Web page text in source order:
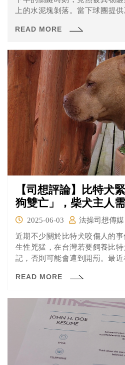
上的水泥塊剝落。當下球團提
READ MORE
【司想評論】比特犬
狗雙亡」，柴犬主人
2025-06-03
法操司想傳媒
近期不少關於比特犬咬傷人的
生性兇猛，在台灣若要飼養比
記，否則可能會遭到開罰。最近
趕緊持棍棒、掃把工具試圖將兩
READ MORE